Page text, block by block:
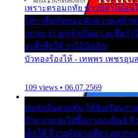
เพราะตรอมฤทัย ข้าวปลาไม่สน
โศก เสียเถิดทอง พักความเศร้า
เขาจะว่า ลูกเจ้าเกิดมา จะชื่อว่
จะตั้งชื่อให้ ว่าไอ้บังเอิญ
บัวทองร้องไห้ - เทพพร เพชรอุบ
109 views • 06.07.2569
พ่อส่งเงินสามพัน ให้ฉันเรียนร
บ๊าย บาย จะไปซื้อกางเกงยีนส์ ลี
เด็กใต้ ลีวายส์อย่างเดียว อยาก